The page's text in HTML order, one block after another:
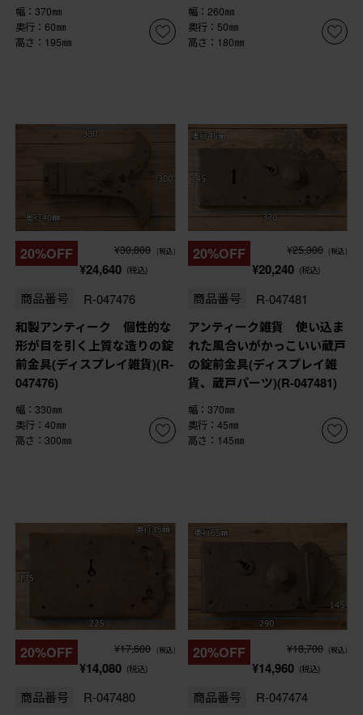
幅：370㎜
奥行：60㎜
高さ：195㎜
幅：260㎜
奥行：50㎜
高さ：180㎜
20%OFF ¥30,800 (税込)
¥24,640 (税込)
商品番号 R-047476
和製アンティーク 個性的な
形が目を引く上質な造りの錠
前金具(ディスプレイ雑貨)(R-
047476)
幅：330㎜
奥行：40㎜
高さ：300㎜
20%OFF ¥25,300 (税込)
¥20,240 (税込)
商品番号 R-047481
アンティーク雑貨 使い込ま
れた風合いがかっこいい蔵戸
の錠前金具(ディスプレイ雑
貨、蔵戸パーツ)(R-047481)
幅：370㎜
奥行：45㎜
高さ：145㎜
20%OFF ¥17,600 (税込)
¥14,080 (税込)
商品番号 R-047480
20%OFF ¥18,700 (税込)
¥14,960 (税込)
商品番号 R-047474